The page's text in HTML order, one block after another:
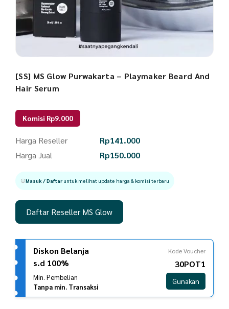
[SS] MS Glow Purwakarta – Playmaker Beard And
Hair Serum
Komisi Rp9.000
Harga Reseller Rp141.000
Harga Jual
Rp150.000
Masuk / Daftaruntuk melihat update harga & komisi terbaru
Daftar Reseller MS Glow
Diskon Belanja
s.d 100%
Min. Pembelian
Tanpa min. Transaksi
Kode Voucher
30POT1
Gunakan